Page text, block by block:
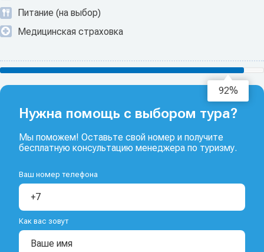
Питание (на выбор)
Медицинская страховка
94%
Нужна помощь с выбором тура?
Мы поможем! Оставьте свой номер и получите
бесплатную консультацию менеджера по туризму.
Ваш номер телефона
Как вас зовут